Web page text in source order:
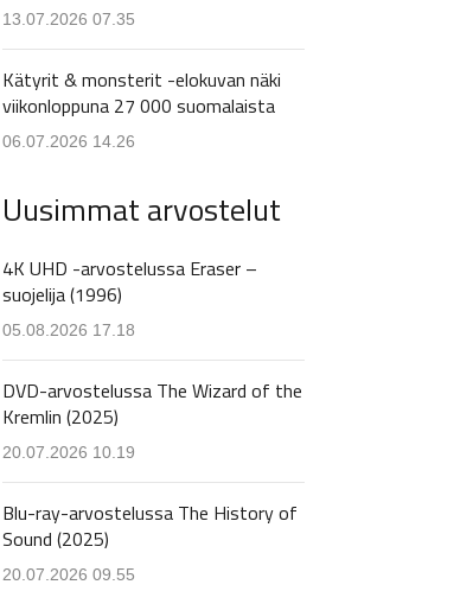
13.07.2026 07.35
Kätyrit & monsterit -elokuvan näki
viikonloppuna 27 000 suomalaista
06.07.2026 14.26
Uusimmat arvostelut
4K UHD -arvostelussa Eraser –
suojelija (1996)
05.08.2026 17.18
DVD-arvostelussa The Wizard of the
Kremlin (2025)
20.07.2026 10.19
Blu-ray-arvostelussa The History of
Sound (2025)
20.07.2026 09.55